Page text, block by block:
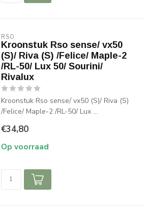
RSO
Kroonstuk Rso sense/ vx50
(S)/ Riva (S) /Felice/ Maple-2
/RL-50/ Lux 50/ Sourini/
Rivalux
Kroonstuk Rso sense/ vx50 (S)/ Riva (S)
/Felice/ Maple-2 /RL-50/ Lux ...
€34,80
Op voorraad